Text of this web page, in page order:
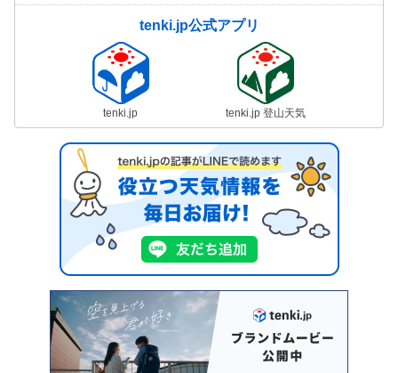
tenki.jp公式アプリ
tenki.jp tenki.jp 登山天気